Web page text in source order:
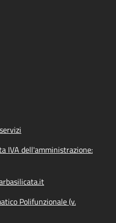
IVA dell'amministrazione:
Polifunzionale (v.